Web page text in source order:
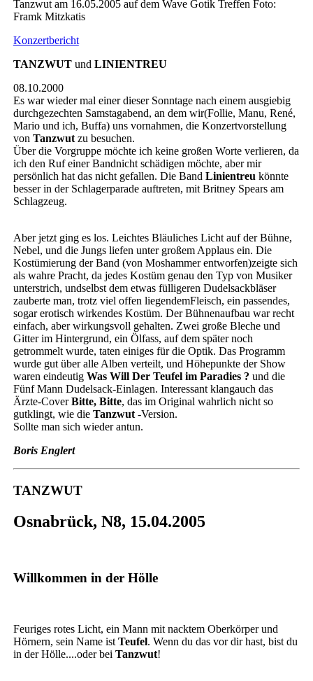
Tanzwut am 16.05.2005 auf dem Wave Gotik Treffen Foto:
Framk Mitzkatis
Konzertbericht
TANZWUT und LINIENTREU
08.10.2000
Es war wieder mal einer dieser Sonntage nach einem ausgiebig
durchgezechten Samstagabend, an dem wir(Follie, Manu, René,
Mario und ich, Buffa) uns vornahmen, die Konzertvorstellung
von Tanzwut zu besuchen.
Über die Vorgruppe möchte ich keine großen Worte verlieren, da
ich den Ruf einer Bandnicht schädigen möchte, aber mir
persönlich hat das nicht gefallen. Die Band Linientreu könnte
besser in der Schlagerparade auftreten, mit Britney Spears am
Schlagzeug.
Aber jetzt ging es los. Leichtes Bläuliches Licht auf der Bühne,
Nebel, und die Jungs liefen unter großem Applaus ein. Die
Kostümierung der Band (von Moshammer entworfen)zeigte sich
als wahre Pracht, da jedes Kostüm genau den Typ von Musiker
unterstrich, undselbst dem etwas fülligeren Dudelsackbläser
zauberte man, trotz viel offen liegendemFleisch, ein passendes,
sogar erotisch wirkendes Kostüm. Der Bühnenaufbau war recht
einfach, aber wirkungsvoll gehalten. Zwei große Bleche und
Gitter im Hintergrund, ein Ölfass, auf dem später noch
getrommelt wurde, taten einiges für die Optik. Das Programm
wurde gut über alle Alben verteilt, und Höhepunkte der Show
waren eindeutig Was Will Der Teufel im Paradies ? und die
Fünf Mann Dudelsack-Einlagen. Interessant klangauch das
Ärzte-CoverBitte, Bitte, das im Original wahrlich nicht so
gutklingt, wie die Tanzwut -Version.
Sollte man sich wieder antun.
Boris Englert
TANZWUT
Osnabrück, N8, 15.04.2005
Willkommen in der Hölle
Feuriges rotes Licht, ein Mann mit nacktem Oberkörper und
Hörnern, sein Name ist Teufel. Wenn du das vor dir hast, bist du
in der Hölle....oder bei Tanzwut!